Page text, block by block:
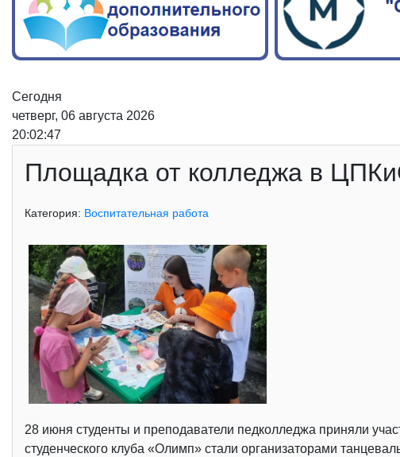
Сегодня
четверг, 06 августа 2026
20:02:48
Площадка от колледжа в
Категория: Воспитательная работа
28 июня студенты и преподаватели педколледжа приняли
студенческого клуба «Олимп» стали организаторами